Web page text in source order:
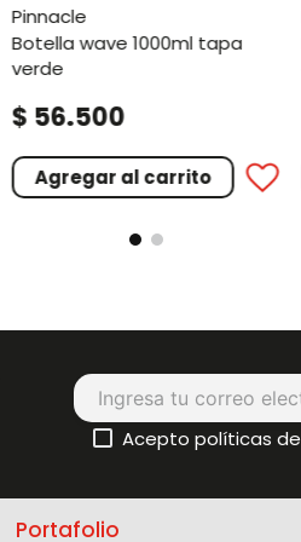
pinnacle
botella wave 1000ml tapa
verde
$ 56.500
Agregar al carrito
Acepto políticas de
Portafolio